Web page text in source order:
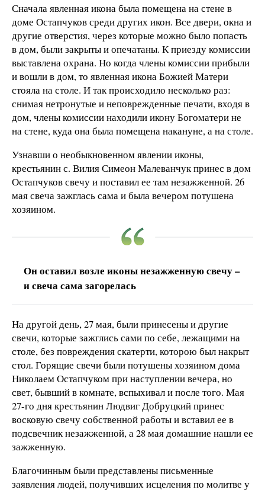
Сначала явленная икона была помещена на стене в
доме Остапчуков среди других икон. Все двери, окна и
другие отверстия, через которые можно было попасть
в дом, были закрыты и опечатаны. К приезду комиссии
выставлена ​​охрана. Но когда члены комиссии прибыли
и вошли в дом, то явленная ​​икона Божией Матери
стояла на столе. И так происходило несколько раз:
снимая нетронутые и неповрежденные печати, входя в
дом, члены комиссии находили икону Богоматери не
на стене, куда она была помещена накануне, а на столе.
Узнавши о необыкновенном явлении иконы,
крестьянин с. Вилия Симеон Малеванчук принес в дом
Остапчуков свечу и поставил ее там незажженной. 26
мая свеча зажглась сама и была вечером потушена
хозяином.
Он оставил возле иконы незажженную свечу –
и свеча сама загорелась
На другой день, 27 мая, были принесены и другие
свечи, которые зажглись сами по себе, лежащими на
столе, без повреждения скатерти, которою был накрыт
стол. Горящие свечи были потушены хозяином дома
Николаем Остапчуком при наступлении вечера, но
свет, бывший в комнате, вспыхивал и после того. Мая
27-го дня крестьянин Людвиг Добруцкий принес
восковую свечу собственной работы и вставил ее в
подсвечник незажженной, а 28 мая домашние нашли ее
зажженную.
Благочинным были представлены письменные
заявления людей, получивших исцеления по молитве у